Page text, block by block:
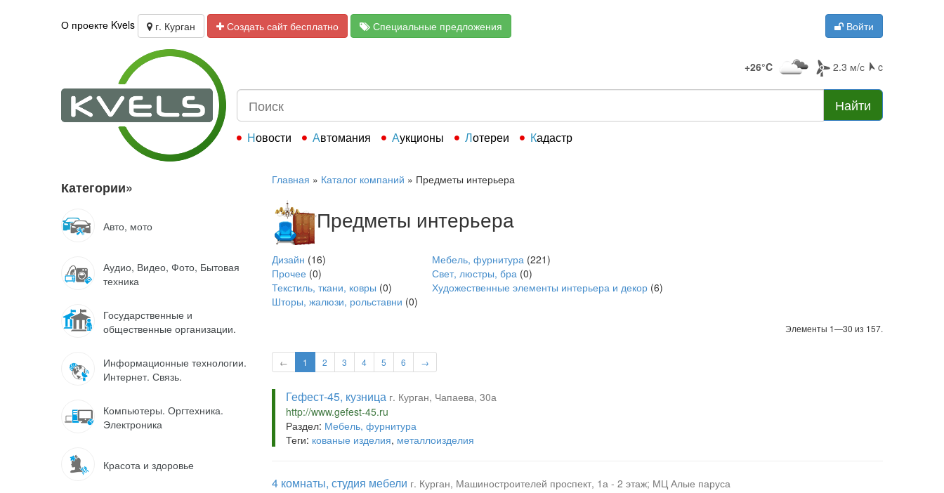
О проекте Kvels г. Курган Создать сайт бесплатно Специальные предложения Войти
+26°C 2.3 м/с c
Найти
Новости Автомания Аукционы Лотереи Кадастр
Категории»
Авто, мото
Аудио, Видео, Фото, Бытовая
техника
Государственные и
общественные организации.
Информационные технологии.
Интернет. Связь.
Компьютеры. Оргтехника.
Электроника
Красота и здоровье
Главная » Каталог компаний » Предметы интерьера
Предметы интерьера
Дизайн (16) Мебель, фурнитура (221)
Прочее (0) Свет, люстры, бра (0)
Текстиль, ткани, ковры (0) Художественные элементы интерьера и декор (6)
Шторы, жалюзи, рольставни (0)
Элементы 1—30 из 157.
← 1 2 3 4 5 6 →
Гефест-45, кузница г. Курган, Чапаева, 30а
http://www.gefest-45.ru
Раздел: Мебель, фурнитура
Теги: кованые изделия, металлоизделия
4 комнаты, студия мебели г. Курган, Машиностроителей проспект, 1а - 2 этаж; МЦ Алые паруса